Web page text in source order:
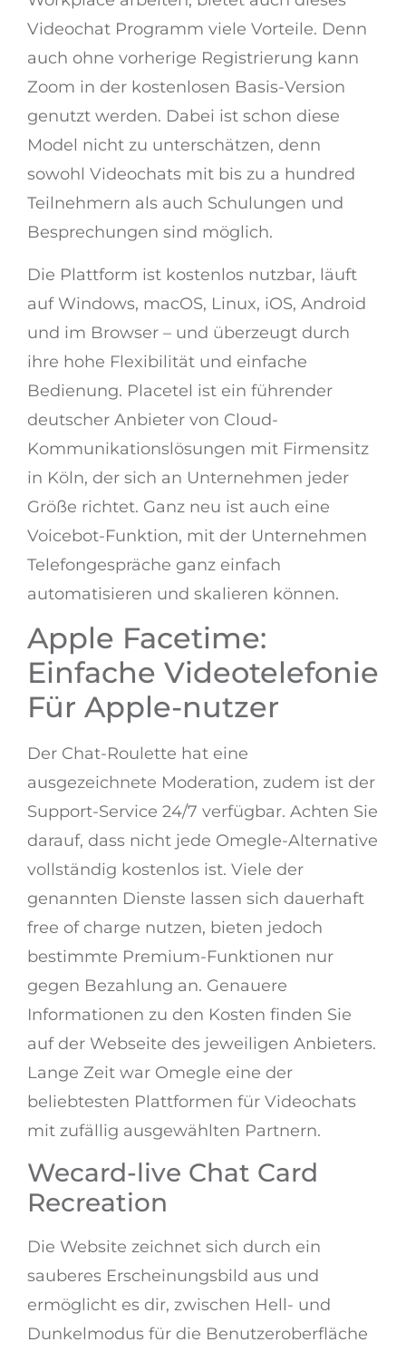
Videochat Programm viele Vorteile. Denn
auch ohne vorherige Registrierung kann
Zoom in der kostenlosen Basis-Version
genutzt werden. Dabei ist schon diese
Model nicht zu unterschätzen, denn
sowohl Videochats mit bis zu a hundred
Teilnehmern als auch Schulungen und
Besprechungen sind möglich.
Die Plattform ist kostenlos nutzbar, läuft
auf Windows, macOS, Linux, iOS, Android
und im Browser – und überzeugt durch
ihre hohe Flexibilität und einfache
Bedienung. Placetel ist ein führender
deutscher Anbieter von Cloud-
Kommunikationslösungen mit Firmensitz
in Köln, der sich an Unternehmen jeder
Größe richtet. Ganz neu ist auch eine
Voicebot-Funktion, mit der Unternehmen
Telefongespräche ganz einfach
automatisieren und skalieren können.
Apple Facetime:
Einfache Videotelefonie
Für Apple-nutzer
Der Chat-Roulette hat eine
ausgezeichnete Moderation, zudem ist der
Support-Service 24/7 verfügbar. Achten Sie
darauf, dass nicht jede Omegle-Alternative
vollständig kostenlos ist. Viele der
genannten Dienste lassen sich dauerhaft
free of charge nutzen, bieten jedoch
bestimmte Premium-Funktionen nur
gegen Bezahlung an. Genauere
Informationen zu den Kosten finden Sie
auf der Webseite des jeweiligen Anbieters.
Lange Zeit war Omegle eine der
beliebtesten Plattformen für Videochats
mit zufällig ausgewählten Partnern.
Wecard-live Chat Card
Recreation
Die Website zeichnet sich durch ein
sauberes Erscheinungsbild aus und
ermöglicht es dir, zwischen Hell- und
Dunkelmodus für die Benutzeroberfläche